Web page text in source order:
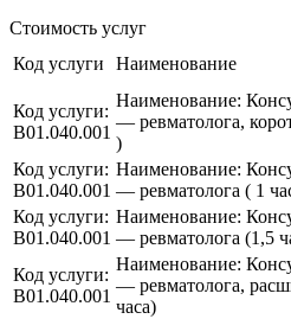
Стоимость услуг
Код услуги
Наименование
Код услуги:
B01.040.001
Наименование:
— ревматолога,
)
Код услуги:
B01.040.001
Наименование:
— ревматолога ( 1
Код услуги:
B01.040.001
Наименование:
— ревматолога (1,5
Код услуги:
B01.040.001
Наименование:
— ревматолога,
часа)